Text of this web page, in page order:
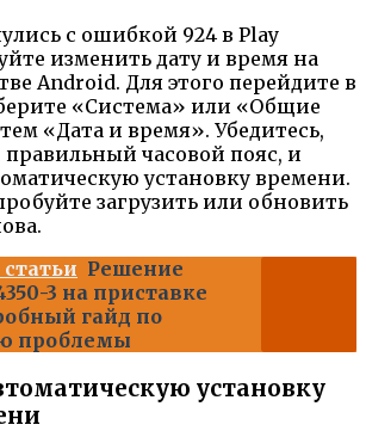
с ошибкой 924 в Play
изменить дату и время на
Android. Для этого перейдите в
«Система» или «Общие
«Дата и время». Убедитесь,
правильный часовой пояс, и
установку времени.
загрузить или обновить
Решение
3 на приставке
гайд по
проблемы
установку